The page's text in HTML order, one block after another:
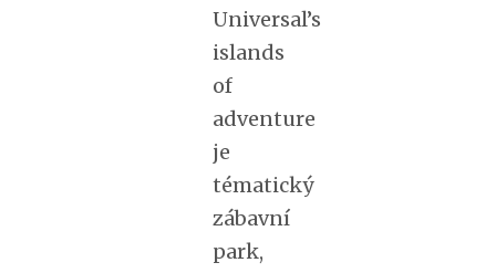
Universal’s
islands
of
adventure
je
tématický
zábavní
park,